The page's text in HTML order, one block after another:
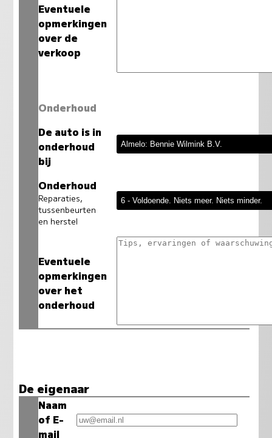
Eventuele
opmerkingen
over de
verkoop
Onderhoud
De auto is in
onderhoud
bij
Onderhoud
Reparaties,
tussenbeurten
en herstel
Eventuele
opmerkingen
over het
onderhoud
De eigenaar
Naam
of E-
mail